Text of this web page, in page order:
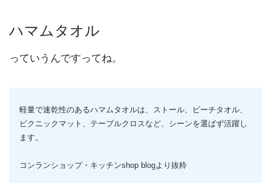
ハマムタオル
っていうんですってね。
軽量で速乾性のあるハマムタオルは、ストール、ビーチタオル、
ピクニックマット、テーブルクロスなど、シーンを選ばず活躍し
ます。
コンランショップ・キッチンshop blogより抜粋